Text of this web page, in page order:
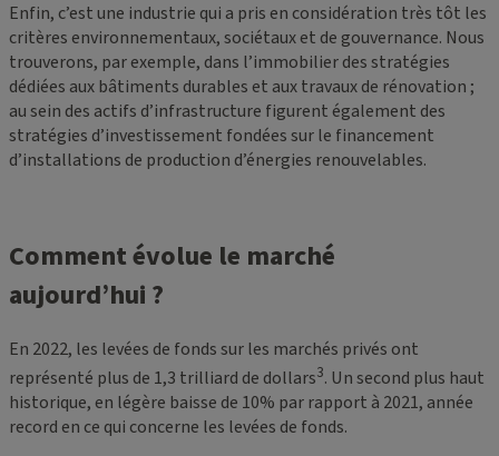
Enfin, c’est une industrie qui a pris en considération très tôt les
critères environnementaux, sociétaux et de gouvernance. Nous
trouverons, par exemple, dans l’immobilier des stratégies
dédiées aux bâtiments durables et aux travaux de rénovation ;
au sein des actifs d’infrastructure figurent également des
stratégies d’investissement fondées sur le financement
d’installations de production d’énergies renouvelables.
Comment évolue le marché
aujourd’hui ?
En 2022, les levées de fonds sur les marchés privés ont
représenté plus de 1,3 trilliard de dollars3. Un second plus haut
historique, en légère baisse de 10% par rapport à 2021, année
record en ce qui concerne les levées de fonds.